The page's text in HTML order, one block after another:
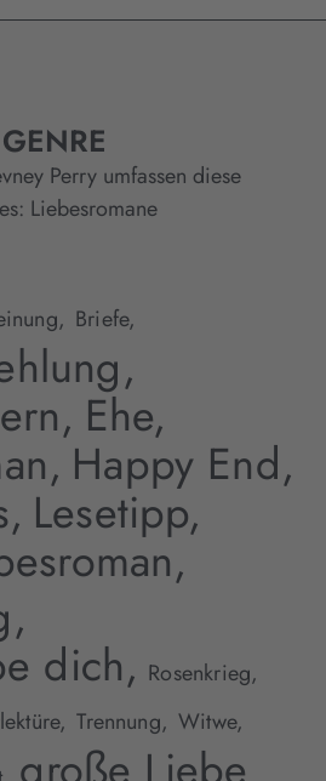
GENRE
Perry umfassen diese
Liebesromane
Briefe,
Ehe,
Happy End,
Lesetipp,
dich, Rosenkrieg,
Trennung, Witwe,